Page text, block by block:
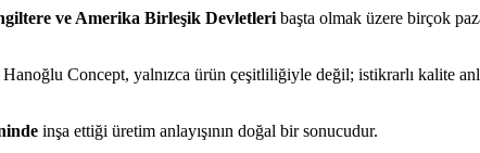
ve Amerika Birleşik Devletleri başta olmak üzere birçok
Concept, yalnızca ürün çeşitliliğiyle değil; istikrarlı kalite
inşa ettiği üretim anlayışının doğal bir sonucudur.